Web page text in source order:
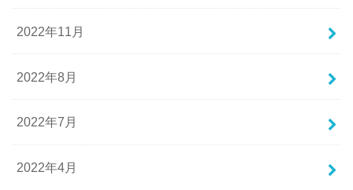
2022年11月
2022年8月
2022年7月
2022年4月